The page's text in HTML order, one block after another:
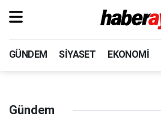
GÜNDEM SIYASET EKONOMI
Gündem